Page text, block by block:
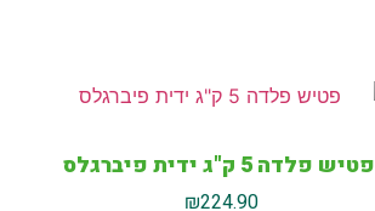
פטיש פלדה 5 ק"ג ידית פיברגלס
₪224.90